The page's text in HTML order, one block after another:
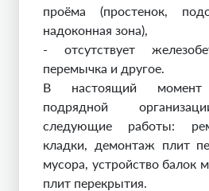
проёма (простенок,
надоконная зона),
- отсутствует
перемычка и другое.
В настоящий момент
подрядной
следующие работы:
кладки, демонтаж плит
мусора, устройство балок
плит перекрытия.